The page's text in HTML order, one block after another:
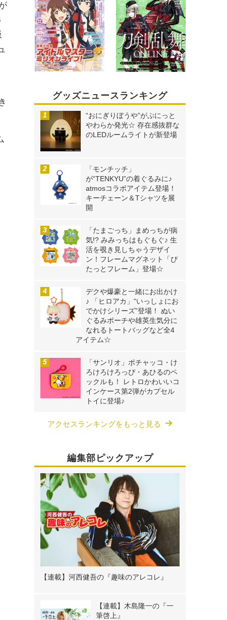
グッズニュースランキング
“おにぎりぼうや”がぷにっと
やわらか発光☆ 存在感抜群な
のLEDルームライトが新登場
「モンチッチ」
が“TENKYU”の着ぐるみに♪
atmosコラボアイテム登場！
キーチェーン＆Tシャツを展
開
「たまごっち」まめっちが病
気!? みみっちはもぐもぐ♪ 生
活を覗き見しちゃうデザイ
ン！フレームマグネット「ぴ
たっとフレーム」登場☆
デクや爆豪と一緒にお出かけ
♪ 「ヒロアカ」“いっしょにお
でかけシリーズ”登場！ ぬい
ぐるみポーチや雄英生気分に
なれるトートバッグなど全4
アイテム☆
「サンリオ」ポチャッコ・け
ろけろけろっぴ・あひるのペ
ックルも！ レトロかわいいコ
インケース第2弾がカプセル
トイに登場♪
アクセスランキングをもっと見る
編集部ピックアップ
【連載】河西健吾の『趣味のアレコレ』
【連載】木島隆一の『一
筆啓上』